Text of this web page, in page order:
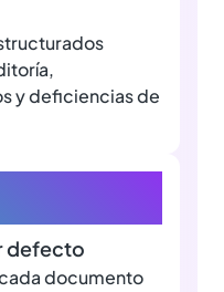
y deficiencias de
defecto
documento